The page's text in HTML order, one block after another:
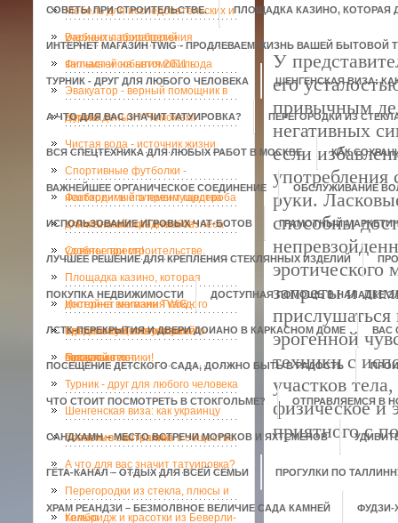
СОВЕТЫ ПРИ СТРОИТЕЛЬСТВЕ. ПЛОЩАДКА КАЗИНО, КОТОРАЯ
ИНТЕРНЕТ МАГАЗИН TWIG - ПРОДЛЕВАЕМ ЖИЗНЬ ВАШЕЙ БЫТОВОЙ
ТУРНИК - ДРУГ ДЛЯ ЛЮБОГО ЧЕЛОВЕКА ШЕНГЕНСКАЯ ВИЗА:
А ЧТО ДЛЯ ВАС ЗНАЧИТ ТАТУИРОВКА? ПЕРЕГОРОДКИ ИЗ
ВСЯ СПЕЦТЕХНИКА ДЛЯ ЛЮБЫХ РАБОТ В МОСКВЕ. КАК
ВАЖНЕЙШЕЕ ОРГАНИЧЕСКОЕ СОЕДИНЕНИЕ ОБСЛУЖИВАНИЕ
ИСПОЛЬЗОВАНИЕ ИГРОВЫХ ЧАТ-БОТОВ ГРАМОТНЫЙ
ЛУЧШЕЕ РЕШЕНИЕ ДЛЯ КРЕПЛЕНИЯ СТЕКЛЯННЫХ ИЗДЕЛИЙ
ПОКУПКА НЕДВИЖИМОСТИ ДОСТУПНАЯ ПОМОЩЬ В НАЛАДКЕ
ЛСТК-ПЕРЕКРЫТИЯ И ДВЕРИ ДОИАНО В КАРКАСНОМ ДОМЕ ВАС
ПОСЕЩЕНИЕ ДЕТСКОГО САДА, ДОЛЖНО БЫТЬ В РАДОСТЬ
ЧТО СТОИТ ПОСМОТРЕТЬ В СТОКГОЛЬМЕ? ОТПРАВЛЯЕМСЯ В
САНДХАМН – МЕСТО ВСТРЕЧИ МОРЯКОВ И ЯХТСМЕНОВ
ГЁТА-КАНАЛ – ОТДЫХ ДЛЯ ВСЕЙ СЕМЬИ ПРОГУЛКИ ПО
ХРАМ РЕАНДЗИ – БЕЗМОЛВНОЕ ВЕЛИЧИЕ САДА КАМНЕЙ ФУДЗИ-
Мебель для исследовательских и
учебных лабораторий
Варианты приобретения
запчастей на автомобиль
Фильмы и события 2011 года
Эвакуатор - верный помощник в
дороге.
Нужны деньги? Поможем!
Чистая вода - источник жизни
Спортивные футболки -
необходимый элемент гардероба
Факторинг и его преимущества
для малого и среднего бизнеса
Учим Английский в любое
удобное время!
Советы при строительстве.
Площадка казино, которая
достойна внимания каждого
игрока и существует уже
несколько лет
Интернет магазин TWiG -
продлеваем жизнь вашей
бытовой техники!
Безопасный глоток свежего
воздуха
Прокат авто
Турник - друг для любого человека
Шенгенская виза: как украинцу
попасть в Австралию
Значение сантехника в обществе.
А что для вас значит татуировка?
Перегородки из стекла, плюсы и
только
Кембридж и красотки из Беверли-
У
его
привычным
негативных
если
употребления
руки.
способны
эротического
запреты и
прислушаться
эрогенной
техники с
участков
физическое и
приятного с